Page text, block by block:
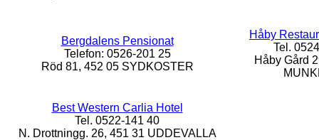
Bergdalens Pensionat
Telefon: 0526-201 25
Röd 81, 452 05 SYDKOSTER
Håby
Tel.
Håby Gård
Best Western Carlia Hotel
Tel. 0522-141 40
N. Drottningg. 26, 451 31 UDDEVALLA